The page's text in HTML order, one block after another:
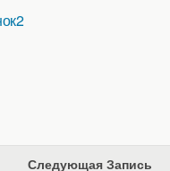
Следующая Запись